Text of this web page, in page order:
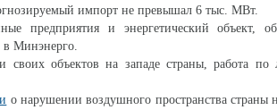
импорт не превышал 6 тыс. МВт.
предприятия и энергетический объект,
в Минэнерго.
объектов на западе страны, работа по
о нарушении воздушного пространства страны